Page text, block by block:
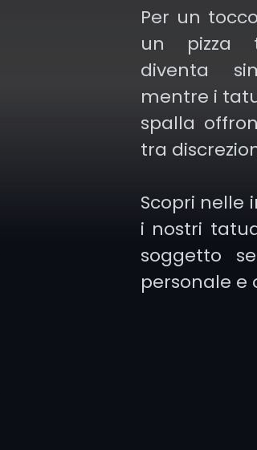
Per un
un pizza
diventa
mentre i
spalla
tra
Scopri nelle
i nostri
soggetto
personale e